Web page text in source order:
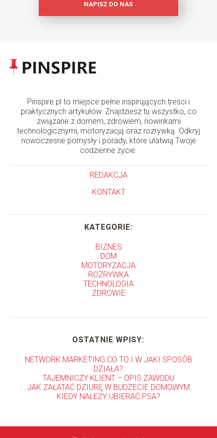
NAPISZ DO NAS
Pinspire.pl to miejsce pełne inspirujących treści i
praktycznych artykułów. Znajdziesz tu wszystko, co
związane z domem, zdrowiem, nowinkami
technologicznymi, motoryzacją oraz rozrywką. Odkryj
nowoczesne pomysły i porady, które ułatwią Twoje
codzienne życie.
REDAKCJA
KONTAKT
KATEGORIE:
BIZNES
DOM
MOTORYZACJA
ROZRYWKA
TECHNOLOGIA
ZDROWIE
OSTATNIE WPISY:
NETWORK MARKETING CO TO I W JAKI SPOSÓB
DZIAŁA?
TAJEMNICZY KLIENT – OPIS ZAWODU
JAK ZAŁATAĆ DZIURĘ W BUDŻECIE DOMOWYM
KIEDY NALEŻY UBIERAĆ PSA?